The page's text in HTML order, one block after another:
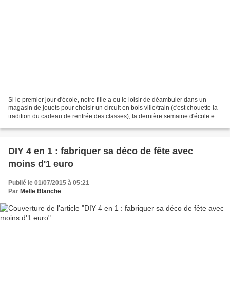
Si le premier jour d'école, notre fille a eu le loisir de déambuler dans un
magasin de jouets pour choisir un circuit en bois ville/train (c'est chouette la
tradition du cadeau de rentrée des classes), la dernière semaine d'école est
DIY 4 en 1 : fabriquer sa déco de fête avec
moins d'1 euro
Publié le 01/07/2015 à 05:21
Par Melle Blanche